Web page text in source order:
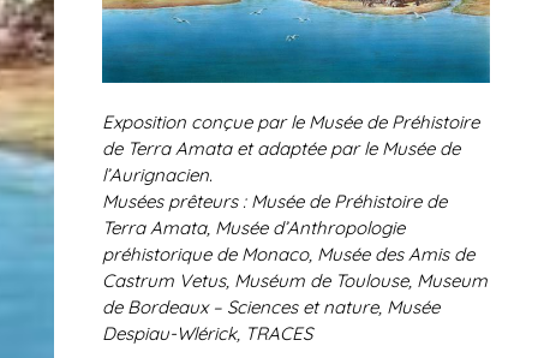
Exposition conçue par le Musée de Préhistoire
de Terra Amata et adaptée par le Musée de
l’Aurignacien.
Musées prêteurs : Musée de Préhistoire de
Terra Amata, Musée d’Anthropologie
préhistorique de Monaco, Musée des Amis de
Castrum Vetus, Muséum de Toulouse, Museum
de Bordeaux – Sciences et nature, Musée
Despiau-Wlérick, TRACES